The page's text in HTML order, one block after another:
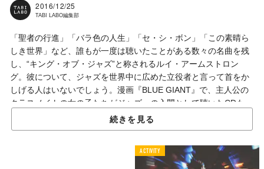
2016/12/25
TABI LABO編集部
「聖者の行進」「バラ色の人生」「セ・シ・ボン」「この素晴ら
しき世界」など、誰もが一度は聴いたことがある数々の名曲を残
し、“キング・オブ・ジャズ”と称されるルイ・アームストロン
グ。彼について、ジャズを世界中に広めた立役者と言って首をか
しげる人はいないでしょう。漫画『BLUE GIANT』で、主人公の
クラスメイトの女の子たちがジャズへの入門として聴いたCDも、
ルイ・アームストロングでした。
ズ史』から紹介してみたいと思います。
続きを見る
ACTIVITY